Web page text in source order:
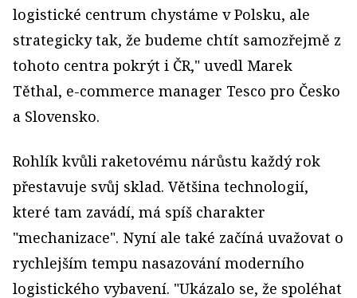
logistické centrum chystáme v Polsku, ale
strategicky tak, že budeme chtít samozřejmě z
tohoto centra pokrýt i ČR," uvedl Marek
Těthal, e-commerce manager Tesco pro Česko
a Slovensko.
Rohlík kvůli raketovému nárůstu každý rok
přestavuje svůj sklad. Většina technologií,
které tam zavádí, má spíš charakter
"mechanizace". Nyní ale také začíná uvažovat o
rychlejším tempu nasazování moderního
logistického vybavení. "Ukázalo se, že spoléhat